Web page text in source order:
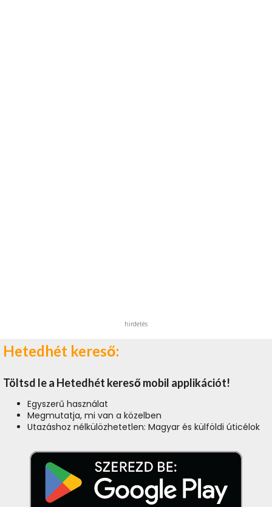
hirdetés
Hetedhét kereső:
Töltsd le a Hetedhét kereső mobil applikációt!
Egyszerű használat
Megmutatja, mi van a közelben
Utazáshoz nélkülözhetetlen: Magyar és külföldi úticélok